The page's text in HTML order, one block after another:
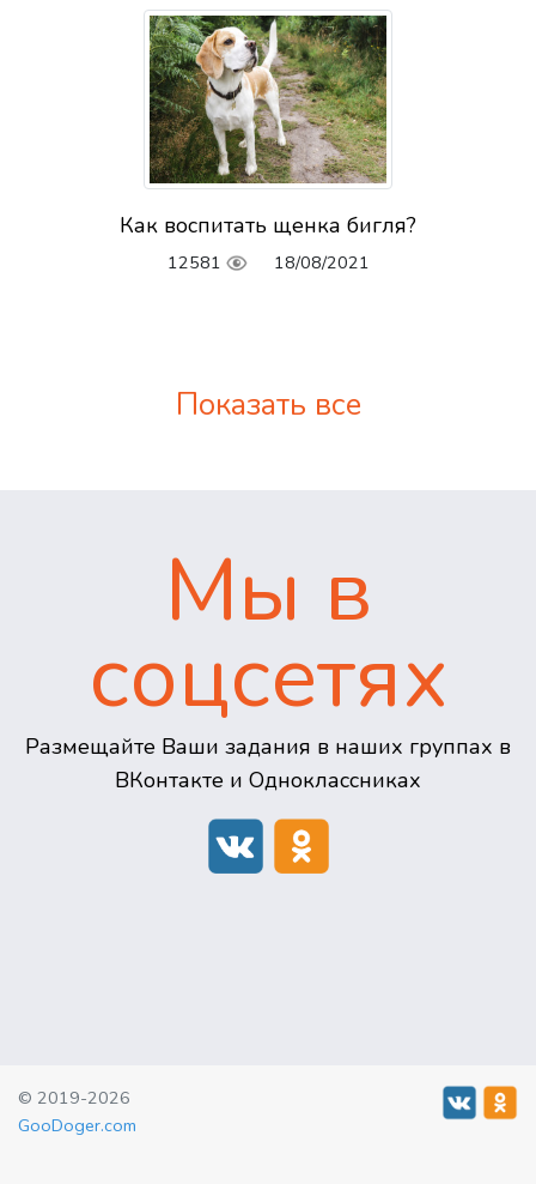
Как воспитать щенка бигля?
12581 18/08/2021
Показать все
Мы в
соцсетях
Размещайте Ваши задания в наших группах в
ВКонтакте и Одноклассниках
© 2019-2026
GooDoger.com